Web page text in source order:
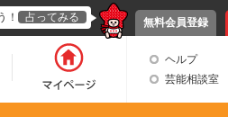
無料会員登録
！ 占ってみる
ヘルプ
芸能相談室